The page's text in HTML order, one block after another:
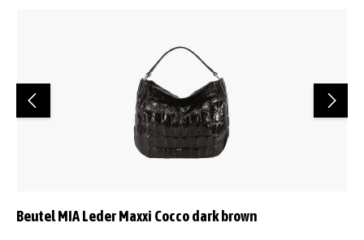
Beutel MIA Leder Maxxi Cocco dark brown